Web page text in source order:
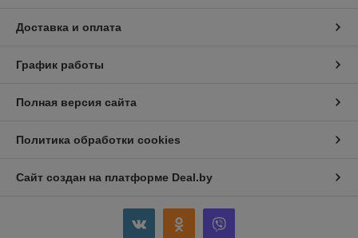
Доставка и оплата
График работы
Полная версия сайта
Политика обработки cookies
Сайт создан на платформе Deal.by